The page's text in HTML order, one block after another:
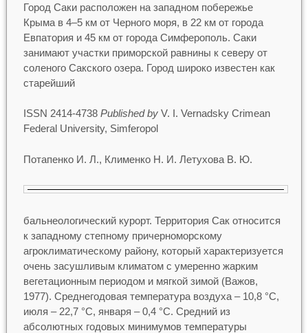
Город Саки расположен на западном побережье
Крыма в 4–5 км от Черного моря, в 22 км от города
Евпатория и 45 км от города Симферополь. Саки
занимают участки приморской равнины к северу от
соленого Сакского озера. Город широко известен как
старейший
ISSN 2414-4738 Published byV. I. Vernadsky Crimean
Federal University, Simferopol
Потапенко И. Л., Клименко Н. И. Летухова В. Ю.
бальнеологический курорт. Территория Сак относится
к западному степному причерноморскому
агроклиматическому району, который характеризуется
очень засушливым климатом с умеренно жарким
вегетационным периодом и мягкой зимой (Важов,
1977). Среднегодовая температура воздуха – 10,8 °С,
июля – 22,7 °С, января – 0,4 °С. Средний из
абсолютных годовых минимумов температуры